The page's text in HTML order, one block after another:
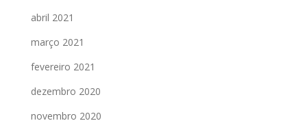
abril 2021
março 2021
fevereiro 2021
dezembro 2020
novembro 2020